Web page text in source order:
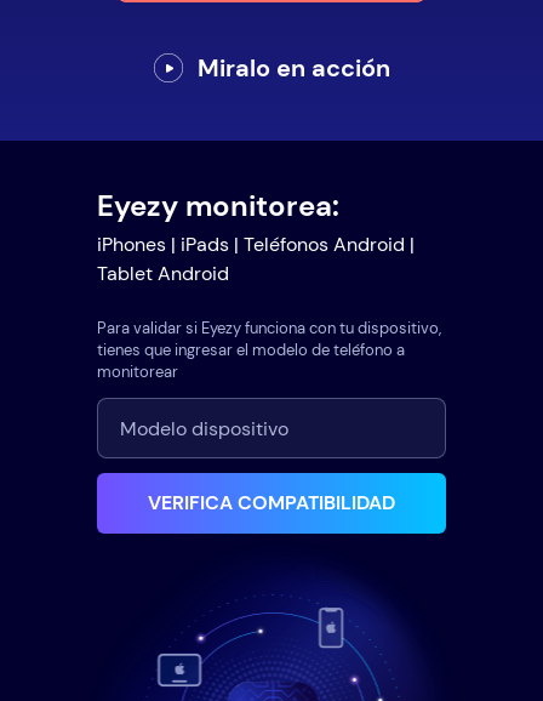
Miralo en acción
Eyezy monitorea:
iPhones | iPads | Teléfonos Android |
Tablet Android
Para validar si Eyezy funciona con tu dispositivo,
tienes que ingresar el modelo de teléfono a
monitorear
VERIFICA COMPATIBILIDAD